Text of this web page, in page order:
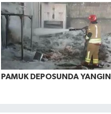
PAMUK DEPOSUNDA YANGIN